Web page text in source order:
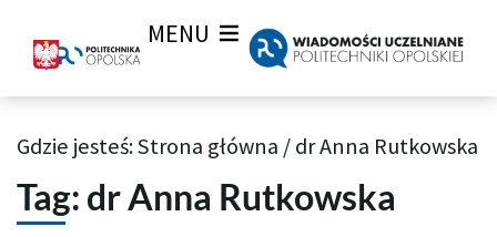
MENU
Archiwum Tagów aktualności Wiadomości uczelnianych
Gdzie jesteś:Strona główna /dr Anna Rutkowska
Tag: dr Anna Rutkowska